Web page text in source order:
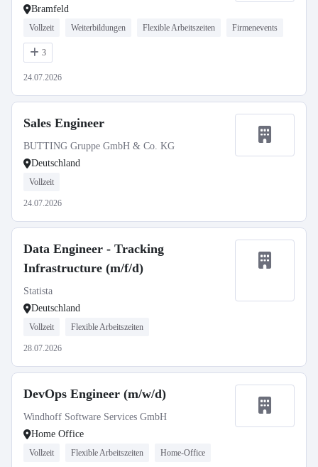
Bramfeld
Vollzeit Weiterbildungen Flexible Arbeitszeiten Firmenevents
3
24.07.2026
Sales Engineer
BUTTING Gruppe GmbH & Co. KG
Deutschland
Vollzeit
24.07.2026
Data Engineer - Tracking
Infrastructure (m/f/d)
Statista
Deutschland
Vollzeit Flexible Arbeitszeiten
28.07.2026
DevOps Engineer (m/w/d)
Windhoff Software Services GmbH
Home Office
Vollzeit Flexible Arbeitszeiten Home-Office